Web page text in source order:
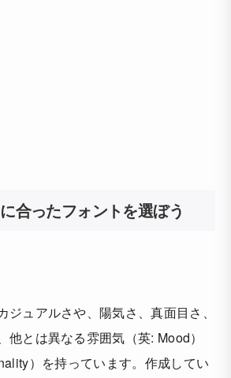
合ったフォントを選ぼう
ジュアルさや、陽気さ、真面目さ、
他とは異なる雰囲気（英: Mood）
）を持っています。作成してい